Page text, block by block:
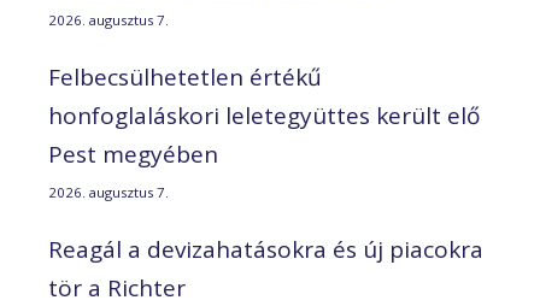
2026. augusztus 7.
Felbecsülhetetlen értékű
honfoglaláskori leletegyüttes került elő
Pest megyében
2026. augusztus 7.
Reagál a devizahatásokra és új piacokra
tör a Richter